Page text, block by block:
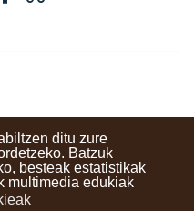
ditu zure
Batzuk
besteak estatistikak
multimedia edukiak
Lege oharra
Berriak